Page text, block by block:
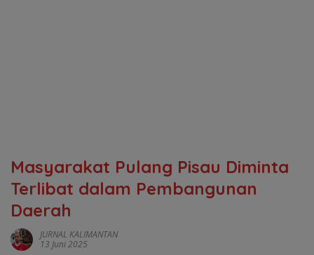
Masyarakat Pulang Pisau Diminta
Terlibat dalam Pembangunan
Daerah
JURNAL KALIMANTAN
13 Juni 2025